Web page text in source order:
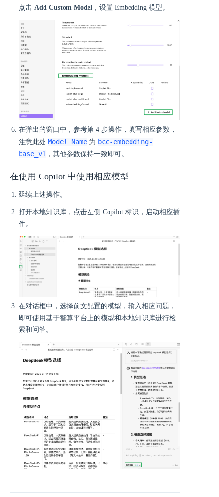
点击 Add Custom Model ，设置 Embedding 模型。
在弹出的窗口中，参考第 4 步操作，填写相应参数，
注意此处 Model Name 为 bce-embedding-
base_v1 ，其他参数保持一致即可。
在使用 Copilot 中使用相应模型
延续上述操作。
打开本地知识库，点击左侧 Copilot 标识，启动相应插
件。
在对话框中，选择前文配置的模型，输入相应问题，
即可使用基于智算平台上的模型和本地知识库进行检
索和问答。